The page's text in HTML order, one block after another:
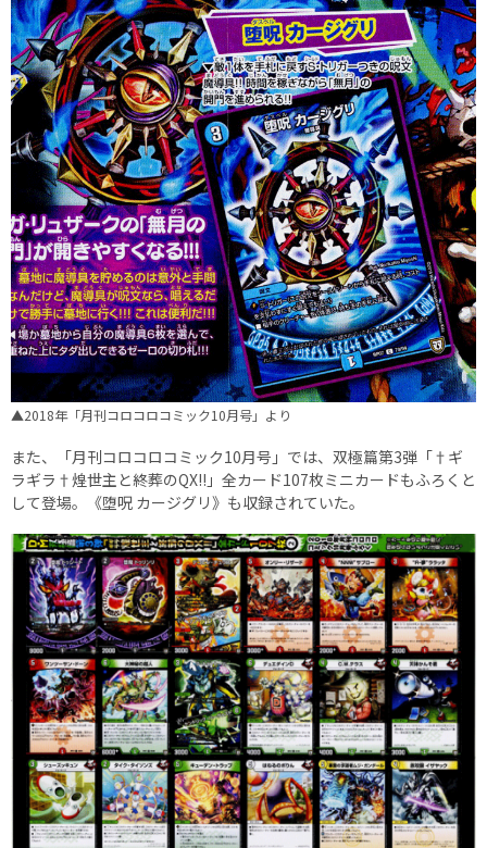
▲2018年「月刊コロコロコミック10月号」より
また、「月刊コロコロコミック10月号」では、双極篇第3弾「†ギ
ラギラ†煌世主と終葬のQX!!」全カード107枚ミニカードもふろくと
して登場。《堕呪 カージグリ》も収録されていた。